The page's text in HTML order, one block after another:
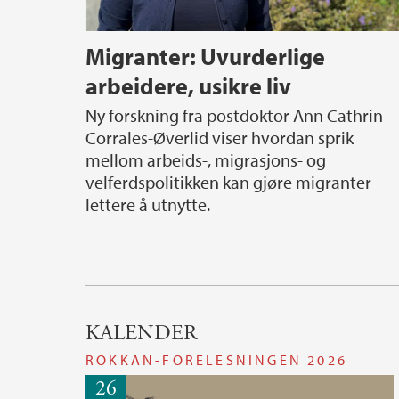
Migranter: Uvurderlige
arbeidere, usikre liv
Ny forskning fra postdoktor Ann Cathrin
Corrales-Øverlid viser hvordan sprik
mellom arbeids-, migrasjons- og
velferdspolitikken kan gjøre migranter
lettere å utnytte.
KALENDER
ROKKAN-FORELESNINGEN 2026
26